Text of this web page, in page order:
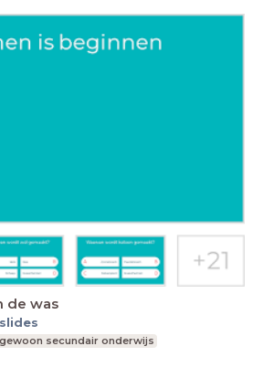
de was
slides
secundair onderwijs